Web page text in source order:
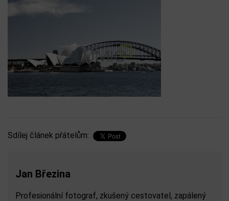
Sdílej článek přátelům:
Jan Březina
Profesionální fotograf, zkušený cestovatel, zapálený